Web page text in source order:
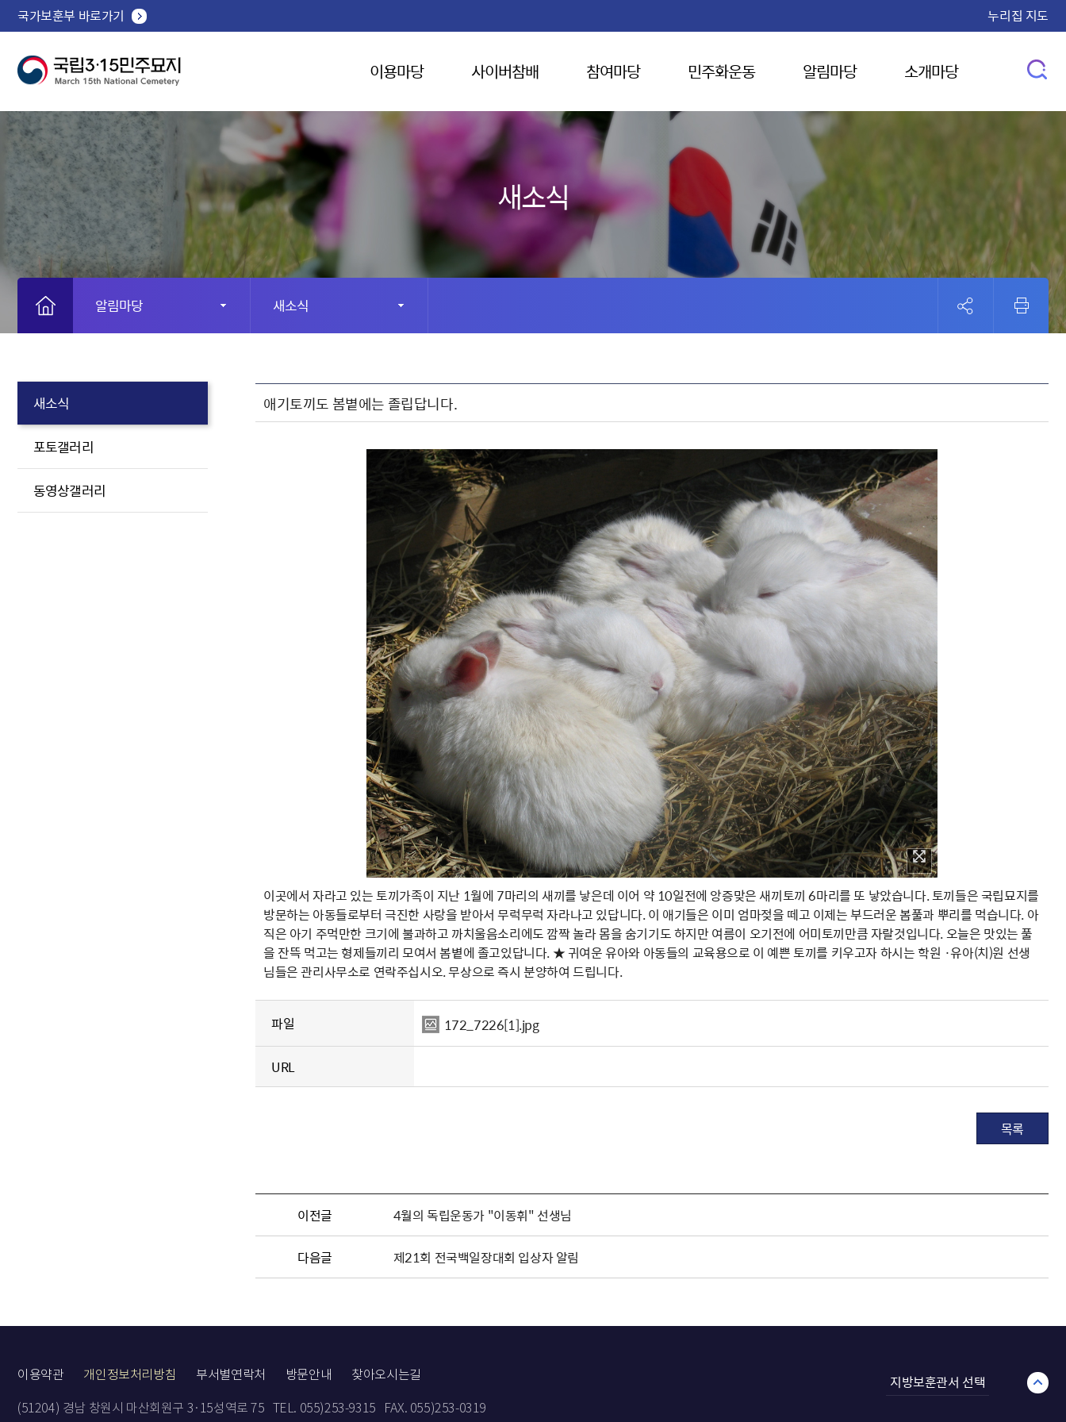
국가보훈부 바로가기 누리집 지도
이용마당 사이버참배 참여마당 민주화운동 알림마당 소개마당
새소식
알림마당 새소식
새소식
포토갤러리
동영상갤러리
애기토끼도 봄볕에는 졸립답니다.
이곳에서 자라고 있는 토끼가족이 지난 1월에 7마리의 새끼를 낳은데 이어 약 10일전에 앙증맞은 새끼토끼 6마리를 또 낳았습니다. 토끼들은 국립묘지를
방문하는 아동들로부터 극진한 사랑을 받아서 무럭무럭 자라나고 있답니다. 이 애기들은 이미 엄마젖을 떼고 이제는 부드러운 봄풀과 뿌리를 먹습니다. 아
직은 아기 주먹만한 크기에 불과하고 까치울음소리에도 깜짝 놀라 몸을 숨기기도 하지만 여름이 오기전에 어미토끼만큼 자랄것입니다. 오늘은 맛있는 풀
을 잔뜩 먹고는 형제들끼리 모여서 봄볕에 졸고있답니다. ★ 귀여운 유아와 아동들의 교육용으로 이 예쁜 토끼를 키우고자 하시는 학원 ·유아(치)원 선생
님들은 관리사무소로 연락주십시오. 무상으로 즉시 분양하여 드립니다.
파일 172_7226[1].jpg
URL
목록
이전글 4월의 독립운동가 "이동휘" 선생님
다음글 제21회 전국백일장대회 입상자 알림
이용약관 개인정보처리방침 부서별연락처 방문안내 찾아오시는길
(51204) 경남 창원시 마산회원구 3·15성역로 75 TEL. 055)253-9315
FAX. 055)253-0319
지방보훈관서 선택